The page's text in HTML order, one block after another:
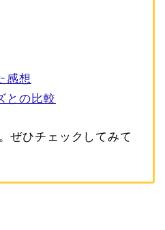
感想
との比較
ぜひチェックしてみて